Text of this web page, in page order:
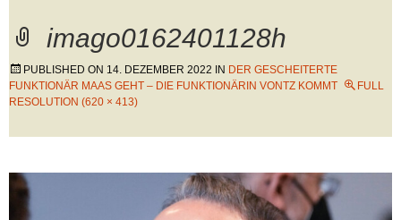
imago0162401128h
PUBLISHED ON 14. DEZEMBER 2022 IN DER GESCHEITERTE
FUNKTIONÄR MAAS GEHT – DIE FUNKTIONÄRIN VONTZ KOMMT
FULL
RESOLUTION (620 × 413)